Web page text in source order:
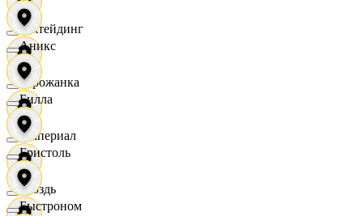
Ижтейдинг
Горожанка
Империал
Гроздь
Аникс
Билла
Бристоль
Быстроном